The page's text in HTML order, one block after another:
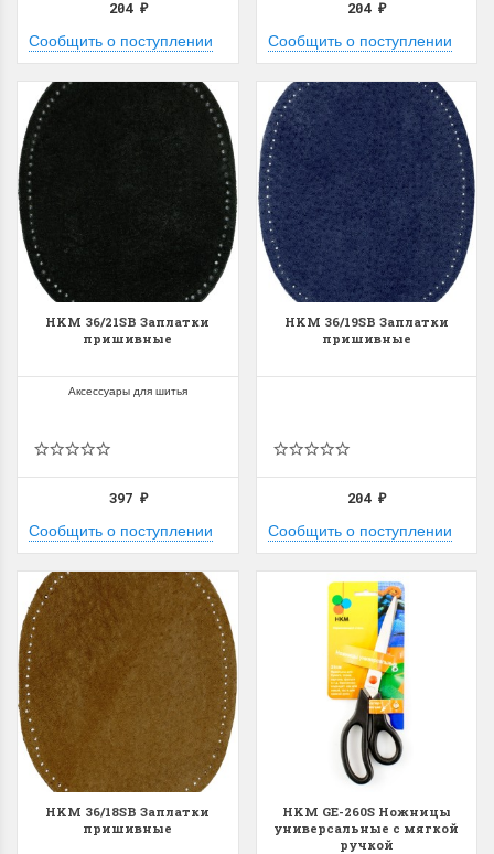
204 ₽
Сообщить о поступлении
204₽
Сообщить о поступлении
HKM 36/21SB Заплатки
пришивные
Аксессуары для шитья
397 ₽
Сообщить о поступлении
HKM 36/19SB Заплатки
пришивные
204₽
Сообщить о поступлении
HKM 36/18SB Заплатки
пришивные
HKM GE-260S Ножницы
универсальные с мягкой
ручкой